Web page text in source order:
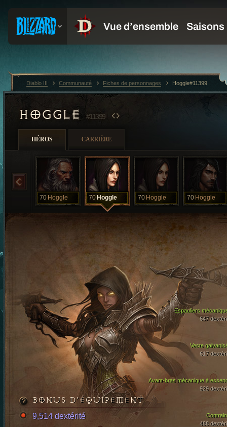
HOGGLE#11399
HÉROS CARRIÈRE
70 Hoggle 70 Hoggle 70 Hoggle 70 Hoggle
Veste
617
Avant-bras mécanique à
929
Espauliers
647
488
BONUS D’ÉQUIPEMENT
9,514 dextérité
Diablo III Communauté Fiches de personnages Hoggle#11399